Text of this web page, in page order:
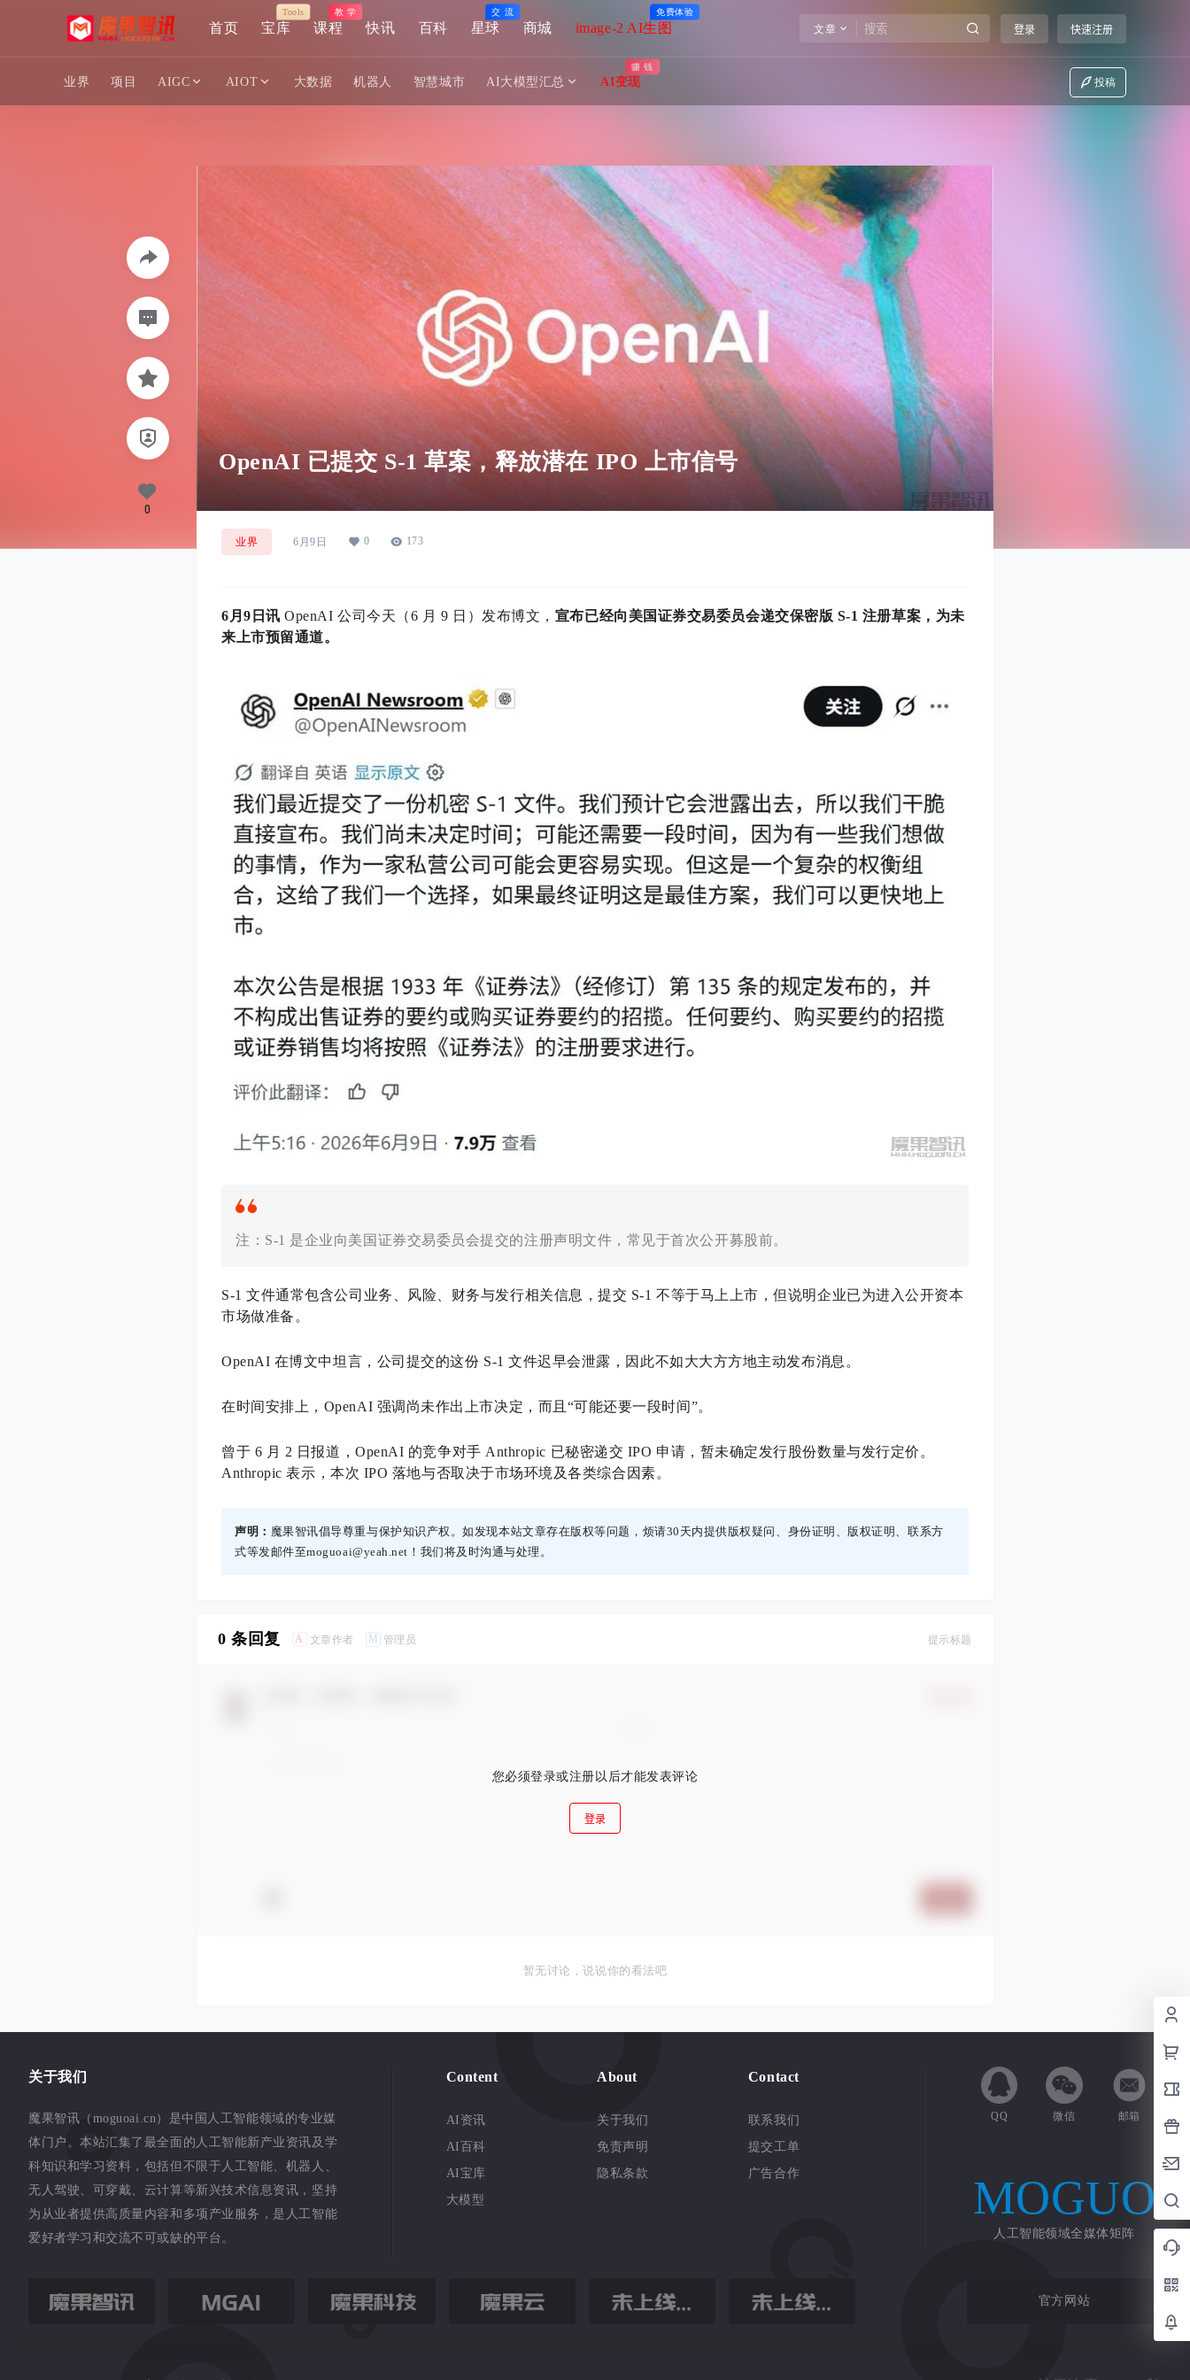
首页 宝库
Tools
课程
教 学
快讯 百科 星球
交 流
商城 image-2 AI生图
免费体验
文章 登录 快速注册
业界 项目 AIGC AIOT 大数据 机器人 智慧城市 AI大模型汇总 AI变现
赚 钱
投稿
OpenAI 已提交 S-1 草案，释放潜在 IPO 上市信号
业界 6月9日 0 173
6月9日讯 OpenAI 公司今天（6 月 9 日）发布博文， 宣布已经向美国证券交易委员会递交保密版 S-1 注册草案，为未
来上市预留通道。
注：S-1 是企业向美国证券交易委员会提交的注册声明文件，常见于首次公开募股前。
S-1 文件通常包含公司业务、风险、财务与发行相关信息，提交 S-1 不等于马上上市，但说明企业已为进入公开资本
市场做准备。
OpenAI 在博文中坦言，公司提交的这份 S-1 文件迟早会泄露，因此不如大大方方地主动发布消息。
在时间安排上，OpenAI 强调尚未作出上市决定，而且“可能还要一段时间”。
曾于 6 月 2 日报道，OpenAI 的竞争对手 Anthropic 已秘密递交 IPO 申请，暂未确定发行股份数量与发行定价。
Anthropic 表示，本次 IPO 落地与否取决于市场环境及各类综合因素。
声明： 魔果智讯倡导尊重与保护知识产权。如发现本站文章存在版权等问题，烦请30天内提供版权疑问、身份证明、版权证明、联系方
式等发邮件至moguoai@yeah.net！我们将及时沟通与处理。
0
0 条回复 A 文章作者 M 管理员 提示标题
您必须登录或注册以后才能发表评论
登录
暂无讨论，说说你的看法吧
关于我们
魔果智讯（moguoai.cn）是中国人工智能领域的专业媒
体门户。本站汇集了最全面的人工智能新产业资讯及学
科知识和学习资料，包括但不限于人工智能、机器人、
无人驾驶、可穿戴、云计算等新兴技术信息资讯，坚持
为从业者提供高质量内容和多项产业服务，是人工智能
爱好者学习和交流不可或缺的平台。
Content
AI资讯
AI百科
AI宝库
大模型
About
关于我们
免责声明
隐私条款
Contact
联系我们
提交工单
广告合作
QQ 微信 邮箱
MOGUO
人工智能领域全媒体矩阵
官方网站